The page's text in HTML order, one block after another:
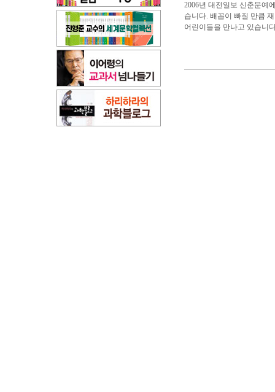
2006년 대전일보 신춘문예
습니다. 배꼽이 빠질 만큼
어린이들을 만나고 있습니